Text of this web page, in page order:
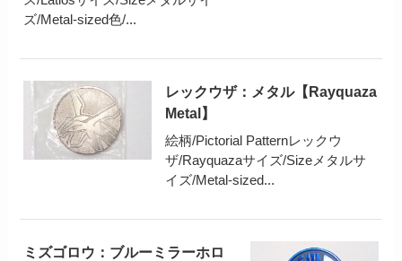
ズ/Metal-sized色/...
レックウザ：メタル【Rayquaza
Metal】
絵柄/Pictorial Patternレックウ
ザ/Rayquazaサイズ/Sizeメタルサ
イズ/Metal-sized...
ミズゴロウ：ブルーミラーホロ